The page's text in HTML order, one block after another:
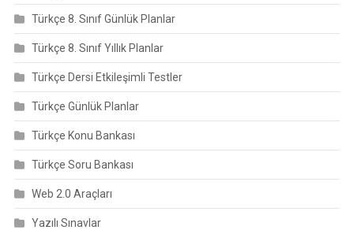
Türkçe 8. Sınıf Günlük Planlar
Türkçe 8. Sınıf Yıllık Planlar
Türkçe Dersi Etkileşimli Testler
Türkçe Günlük Planlar
Türkçe Konu Bankası
Türkçe Soru Bankası
Web 2.0 Araçları
Yazılı Sınavlar